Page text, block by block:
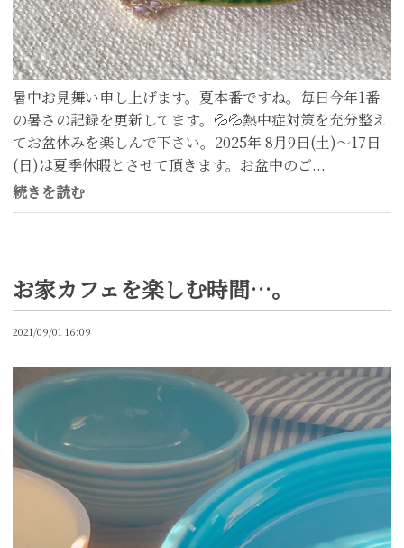
暑中お見舞い申し上げます。夏本番ですね。毎日今年1番
の暑さの記録を更新してます。💦💦熱中症対策を充分整え
てお盆休みを楽しんで下さい。2025年 8月9日(土)〜17日
(日)は夏季休暇とさせて頂きます。お盆中のご...
続きを読む
お家カフェを楽しむ時間…。
2021/09/01 16:09